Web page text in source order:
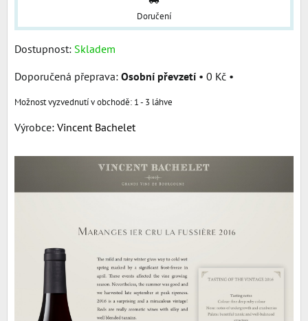
Doručení
Dostupnost: Skladem
Osobní převzetí • 0 Kč •
1 - 3 láhve
Výrobce: Vincent Bachelet